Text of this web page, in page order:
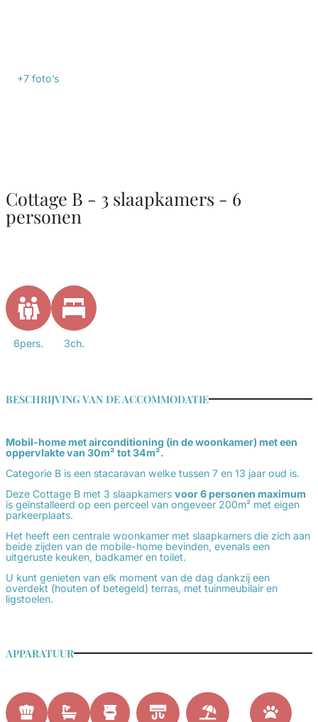
+7 foto’s
Cottage B - 3 slaapkamers - 6
personen
6pers. 3ch.
BESCHRIJVING VAN DE ACCOMMODATIE
Mobil-home met airconditioning (in de woonkamer) met een
oppervlakte van 30m² tot 34m².
Categorie B is een stacaravan welke tussen 7 en 13 jaar oud is.
Deze Cottage B met 3 slaapkamers voor 6 personen maximum
is geïnstalleerd op een perceel van ongeveer 200m² met eigen
parkeerplaats.
Het heeft een centrale woonkamer met slaapkamers die zich aan
beide zijden van de mobile-home bevinden, evenals een
uitgeruste keuken, badkamer en toilet.
U kunt genieten van elk moment van de dag dankzij een
overdekt (houten of betegeld) terras, met tuinmeubilair en
ligstoelen.
APPARATUUR